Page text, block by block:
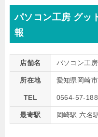
パソコン工房 グッ
報
店舗名 パソコン工
所在地 愛知県岡崎
TEL 0564-57-
最寄駅 岡崎駅 六名